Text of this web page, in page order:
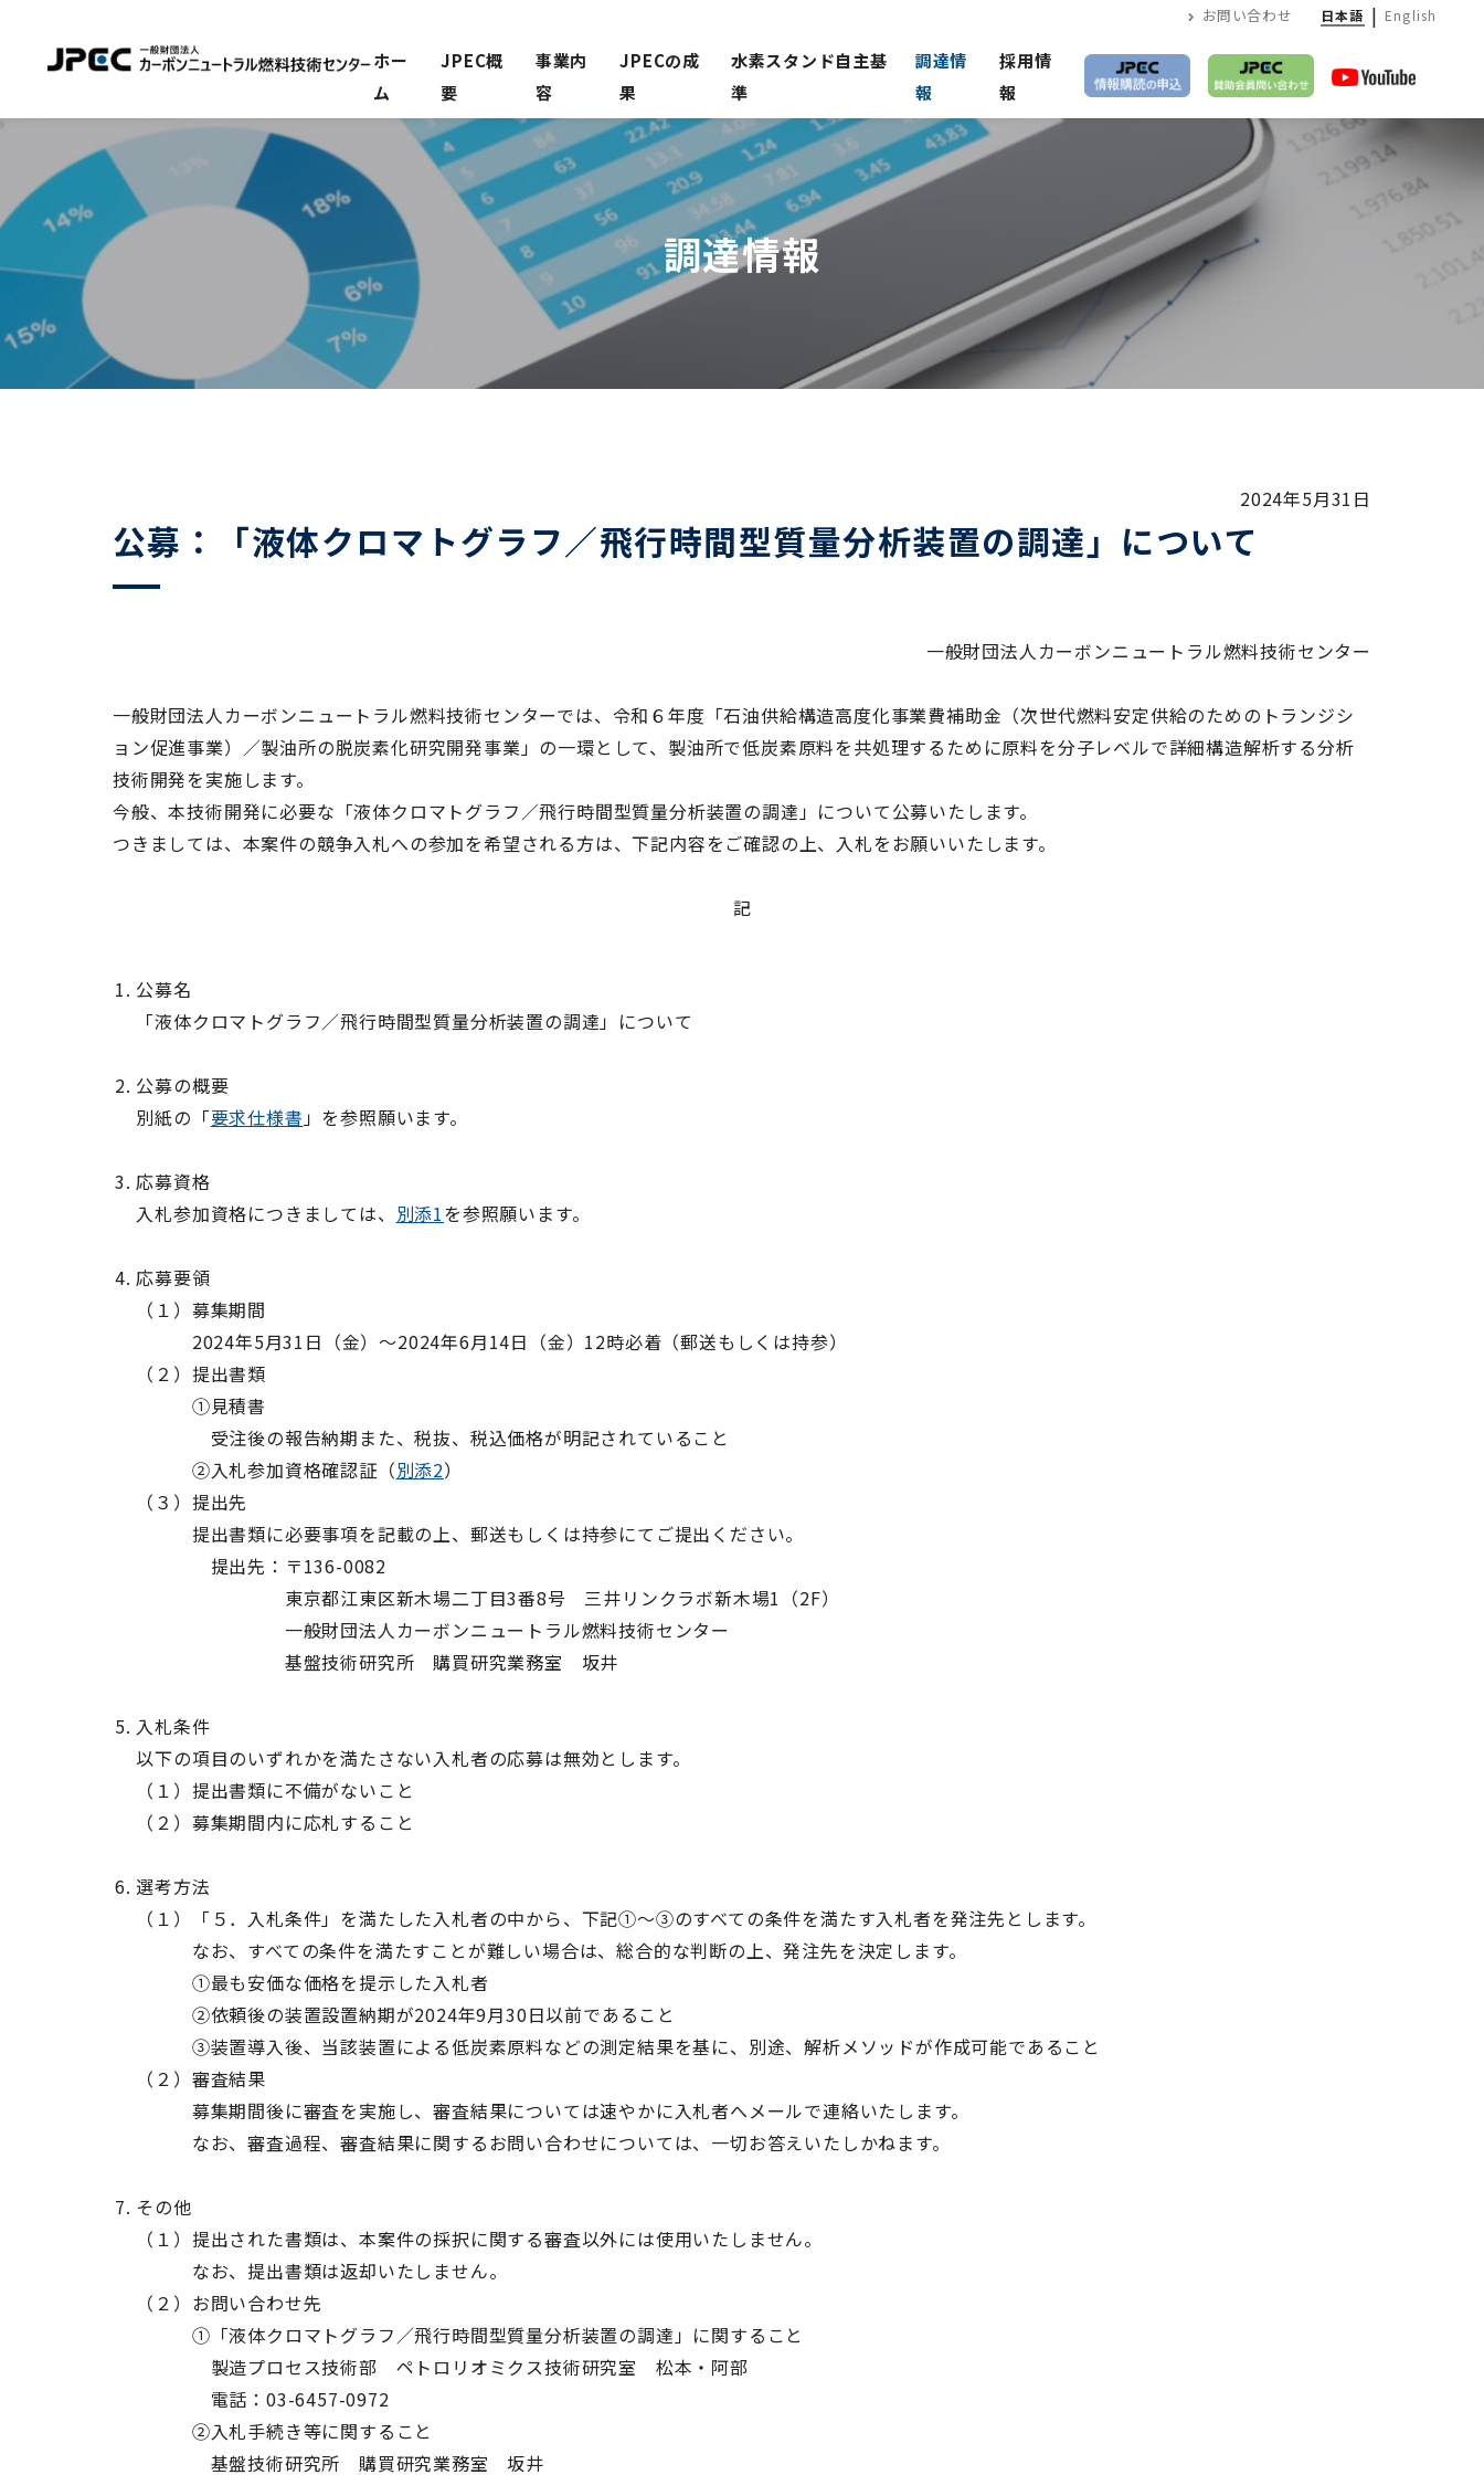
お問い合わせ 日本語 | English
ホー
ム
JPEC概
要
事業内
容
JPECの成
果
水素スタンド自主基
準
調達情
報
採用情
報
調達情報
2024年5月31日
公募：「液体クロマトグラフ／飛行時間型質量分析装置の調達」について
一般財団法人カーボンニュートラル燃料技術センター
一般財団法人カーボンニュートラル燃料技術センターでは、令和６年度「石油供給構造高度化事業費補助金（次世代燃料安定供給のためのトランジシ
ョン促進事業）／製油所の脱炭素化研究開発事業」の一環として、製油所で低炭素原料を共処理するために原料を分子レベルで詳細構造解析する分析
技術開発を実施します。
今般、本技術開発に必要な「液体クロマトグラフ／飛行時間型質量分析装置の調達」について公募いたします。
つきましては、本案件の競争入札への参加を希望される方は、下記内容をご確認の上、入札をお願いいたします。
記
公募名
「液体クロマトグラフ／飛行時間型質量分析装置の調達」について
公募の概要
別紙の「要求仕様書」を参照願います。
応募資格
入札参加資格につきましては、 別添1を参照願います。
応募要領
（１）募集期間
2024年5月31日（金）～2024年6月14日（金）12時必着（郵送もしくは持参）
（２）提出書類
①見積書
受注後の報告納期また、税抜、税込価格が明記されていること
②入札参加資格確認証（別添2）
（３）提出先
提出書類に必要事項を記載の上、郵送もしくは持参にてご提出ください。
提出先：〒136-0082
東京都江東区新木場二丁目3番8号 三井リンクラボ新木場1（2F）
一般財団法人カーボンニュートラル燃料技術センター
基盤技術研究所 購買研究業務室 坂井
入札条件
以下の項目のいずれかを満たさない入札者の応募は無効とします。
（１）提出書類に不備がないこと
（２）募集期間内に応札すること
選考方法
（１）「５．入札条件」を満たした入札者の中から、下記①～③のすべての条件を満たす入札者を発注先とします。
なお、すべての条件を満たすことが難しい場合は、総合的な判断の上、発注先を決定します。
①最も安価な価格を提示した入札者
②依頼後の装置設置納期が2024年9月30日以前であること
③装置導入後、当該装置による低炭素原料などの測定結果を基に、別途、解析メソッドが作成可能であること
（２）審査結果
募集期間後に審査を実施し、審査結果については速やかに入札者へメールで連絡いたします。
なお、審査過程、審査結果に関するお問い合わせについては、一切お答えいたしかねます。
その他
（１）提出された書類は、本案件の採択に関する審査以外には使用いたしません。
なお、提出書類は返却いたしません。
（２）お問い合わせ先
①「液体クロマトグラフ／飛行時間型質量分析装置の調達」に関すること
製造プロセス技術部 ペトロリオミクス技術研究室 松本・阿部
電話：03-6457-0972
②入札手続き等に関すること
基盤技術研究所 購買研究業務室 坂井